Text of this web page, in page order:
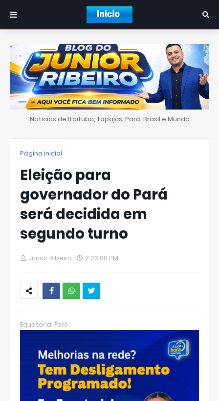
Noticias de Itaituba; Tapajós; Pará; Brasil e Mundo
Página inicial
Eleição para
governador do Pará
será decidida em
segundo turno
Junior Ribeiro 2:22:00 PM
hats
p
Equatorial Pará